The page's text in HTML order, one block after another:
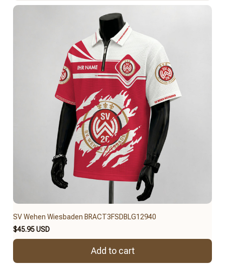
SV Wehen Wiesbaden BRACT3FSDBLG12940
$45.95 USD
Add to cart